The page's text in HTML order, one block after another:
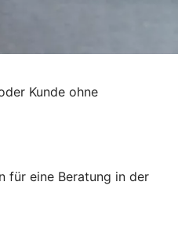
Kunde ohne
für eine Beratung in der